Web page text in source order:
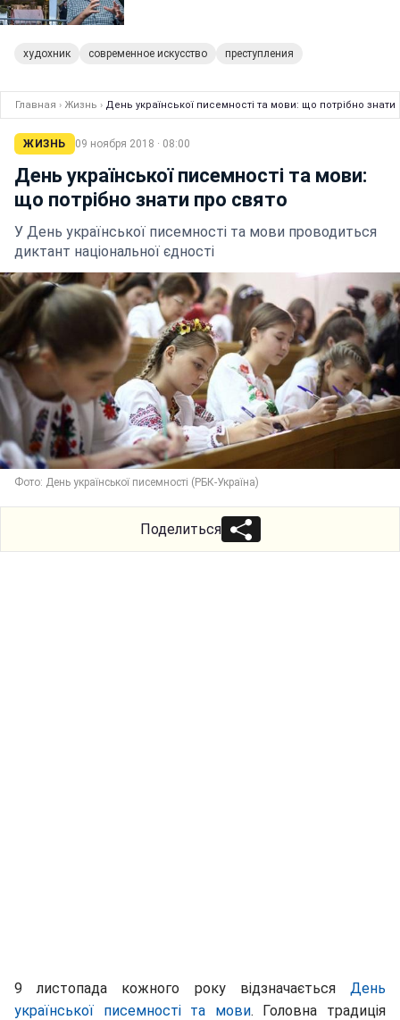
худохник современное искусство преступления
Главная › Жизнь › День української писемності та мови: що потрібно знати
ЖИЗНЬ 09 ноября 2018 · 08:00
День української писемності та мови:
що потрібно знати про свято
У День української писемності та мови проводиться
диктант національної єдності
Фото: День української писемності (РБК-Україна)
Поделиться
9 листопада кожного року відзначається День
української писемності та мови. Головна традиція